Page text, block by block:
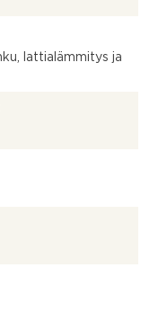
lattialämmitys ja